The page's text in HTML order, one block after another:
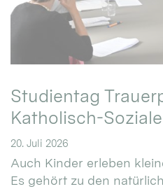
Studientag
Katholisch-
20. Juli 2026
Auch Kinder erleben
Es gehört zu den